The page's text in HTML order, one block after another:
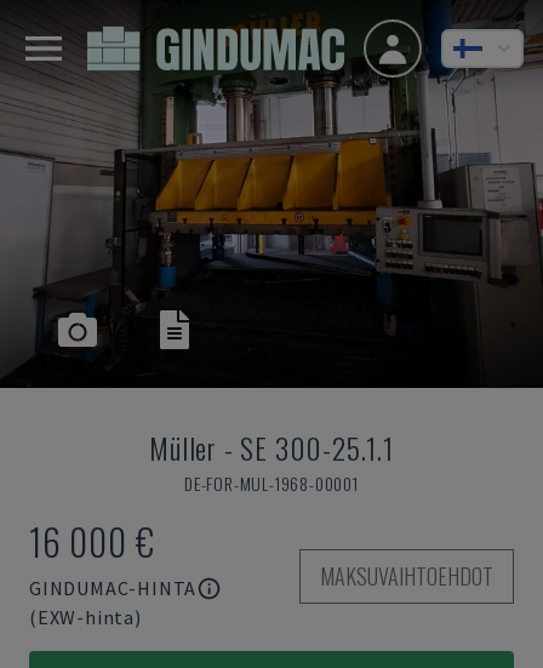
Müller - SE 300-25.1.1
DE-FOR-MUL-1968-00001
16 000 €
GINDUMAC-HINTA
(EXW-hinta)
MAKSUVAIHTOEHDOT